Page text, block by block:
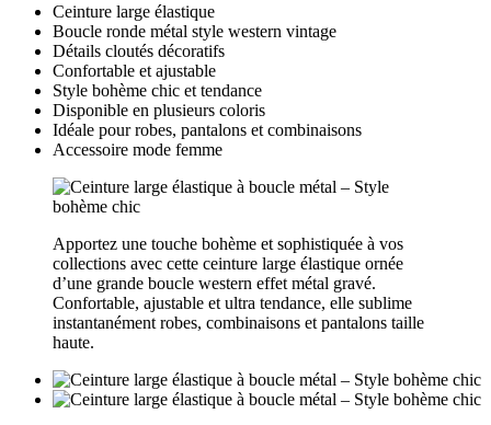
Ceinture large élastique
Boucle ronde métal style western vintage
Détails cloutés décoratifs
Confortable et ajustable
Style bohème chic et tendance
Disponible en plusieurs coloris
Idéale pour robes, pantalons et combinaisons
Accessoire mode femme
Apportez une touche bohème et sophistiquée à vos
collections avec cette ceinture large élastique ornée
d’une grande boucle western effet métal gravé.
Confortable, ajustable et ultra tendance, elle sublime
instantanément robes, combinaisons et pantalons taille
haute.